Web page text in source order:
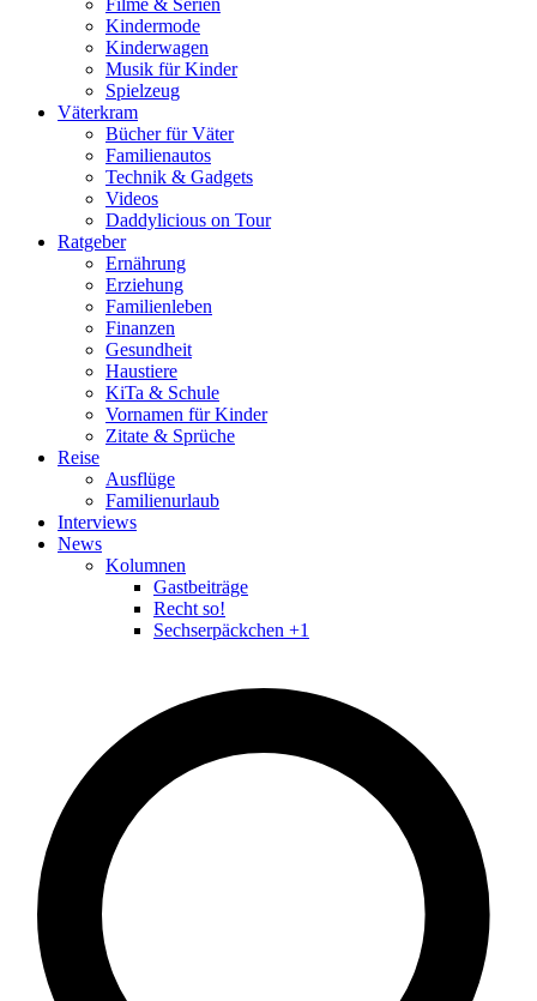
Filme & Serien
Kindermode
Kinderwagen
Musik für Kinder
Spielzeug
Väterkram
Bücher für Väter
Familienautos
Technik & Gadgets
Videos
Daddylicious on Tour
Ratgeber
Ernährung
Erziehung
Familienleben
Finanzen
Gesundheit
Haustiere
KiTa & Schule
Vornamen für Kinder
Zitate & Sprüche
Reise
Ausflüge
Familienurlaub
Interviews
News
Kolumnen
Gastbeiträge
Recht so!
Sechserpäckchen +1